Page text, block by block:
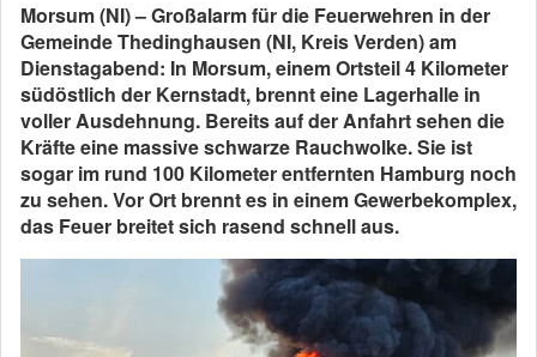
Morsum (NI) – Großalarm für die Feuerwehren in der
Gemeinde Thedinghausen (NI, Kreis Verden) am
Dienstagabend: In Morsum, einem Ortsteil 4 Kilometer
südöstlich der Kernstadt, brennt eine Lagerhalle in
voller Ausdehnung. Bereits auf der Anfahrt sehen die
Kräfte eine massive schwarze Rauchwolke. Sie ist
sogar im rund 100 Kilometer entfernten Hamburg noch
zu sehen. Vor Ort brennt es in einem Gewerbekomplex,
das Feuer breitet sich rasend schnell aus.